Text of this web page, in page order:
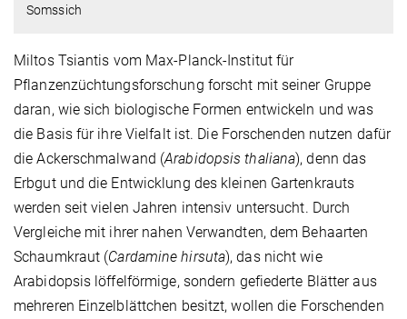
Somssich
Miltos Tsiantis vom Max-Planck-Institut für
Pflanzenzüchtungsforschung forscht mit seiner Gruppe
daran, wie sich biologische Formen entwickeln und was
die Basis für ihre Vielfalt ist. Die Forschenden nutzen dafür
die Ackerschmalwand (Arabidopsis thaliana), denn das
Erbgut und die Entwicklung des kleinen Gartenkrauts
werden seit vielen Jahren intensiv untersucht. Durch
Vergleiche mit ihrer nahen Verwandten, dem Behaarten
Schaumkraut (Cardamine hirsuta), das nicht wie
Arabidopsis löffelförmige, sondern gefiederte Blätter aus
mehreren Einzelblättchen besitzt, wollen die Forschenden